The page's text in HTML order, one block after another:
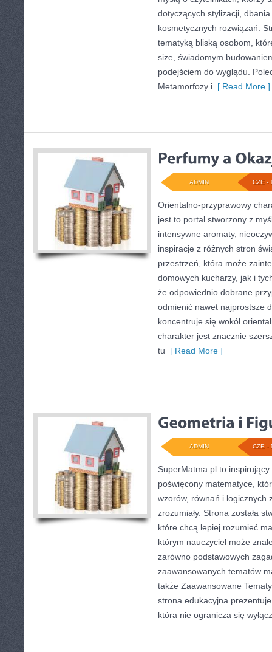
dotyczących stylizacji,
kosmetycznych rozwiązań.
tematyką bliską osobom,
size, świadomym
podejściem do wyglądu.
Metamorfozy i [ Read More ]
CZE -
ADMIN
Orientalno-przyprawowy
jest to portal stworzony z
intensywne aromaty,
inspiracje z różnych stron
przestrzeń, która może
domowych kucharzy, jak i
że odpowiednio dobrane
odmienić nawet najprostsze
koncentruje się wokół
charakter jest znacznie
tu [ Read More ]
CZE -
ADMIN
SuperMatma.pl to
poświęcony matematyce,
wzorów, równań i logicznych
zrozumiały. Strona została
które chcą lepiej rozumieć
którym nauczyciel może
zarówno podstawowych
zaawansowanych tematów
także Zaawansowane
strona edukacyjna
która nie ogranicza się